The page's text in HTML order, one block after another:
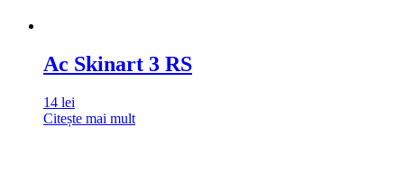
Ac Skinart 3 RS
14 lei
Citește mai mult